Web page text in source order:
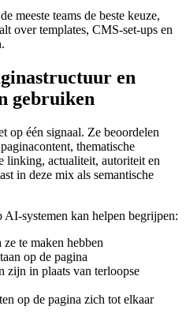
meeste teams de beste keuze,
over templates, CMS‑set‑ups en
en
gebruiken
op één signaal. Ze beoordelen
thematische
linking, actualiteit, autoriteit en
in deze mix als semantische
AI‑systemen kan helpen begrijpen:
te maken hebben
op de pagina
zijn in plaats van terloopse
op de pagina zich tot elkaar